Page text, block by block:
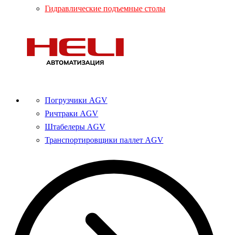
Гидравлические подъемные столы
Погрузчики AGV
Ричтраки AGV
Штабелеры AGV
Транспортировщики паллет AGV